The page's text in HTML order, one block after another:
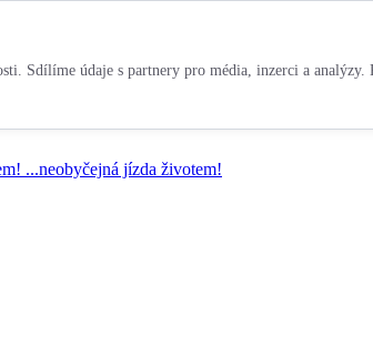
Sdílíme údaje s partnery pro média, inzerci a
...neobyčejná jízda životem!